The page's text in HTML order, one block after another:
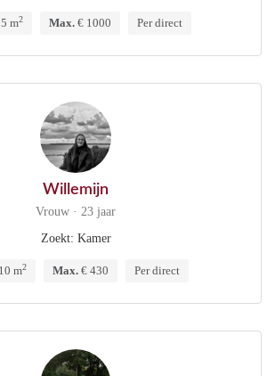
m2 Max. € 1000 Per direct
Willemijn
Vrouw · 23 jaar
Zoekt: Kamer
m2 Max.€ 430 Per direct